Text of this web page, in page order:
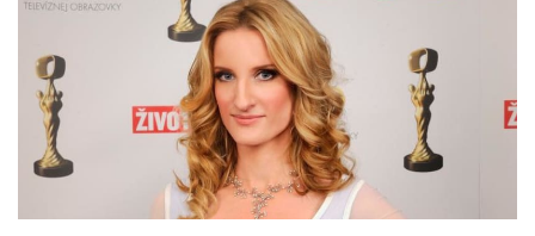
Sex a vztahy
Videa
Sledujte prima+